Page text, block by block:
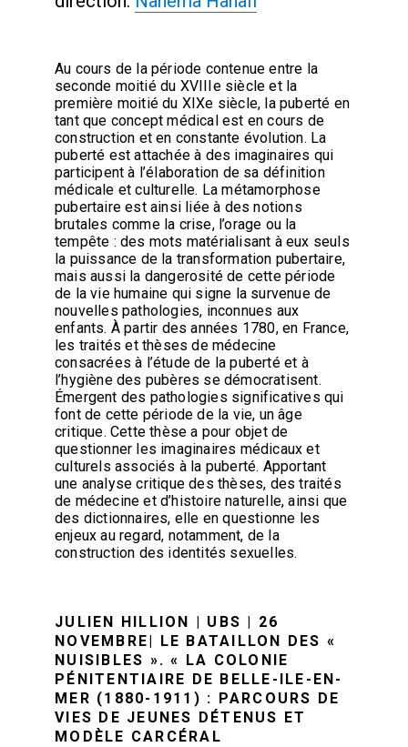
Au cours de la période contenue entre la
seconde moitié du XVIIIe siècle et la
première moitié du XIXe siècle, la puberté en
tant que concept médical est en cours de
construction et en constante évolution. La
puberté est attachée à des imaginaires qui
participent à l’élaboration de sa définition
médicale et culturelle. La métamorphose
pubertaire est ainsi liée à des notions
brutales comme la crise, l’orage ou la
tempête : des mots matérialisant à eux seuls
la puissance de la transformation pubertaire,
mais aussi la dangerosité de cette période
de la vie humaine qui signe la survenue de
nouvelles pathologies, inconnues aux
enfants. À partir des années 1780, en France,
les traités et thèses de médecine
consacrées à l’étude de la puberté et à
l’hygiène des pubères se démocratisent.
Émergent des pathologies significatives qui
font de cette période de la vie, un âge
critique. Cette thèse a pour objet de
questionner les imaginaires médicaux et
culturels associés à la puberté. Apportant
une analyse critique des thèses, des traités
de médecine et d’histoire naturelle, ainsi que
des dictionnaires, elle en questionne les
enjeux au regard, notamment, de la
construction des identités sexuelles.
JULIEN HILLION | UBS | 26
NOVEMBRE| LE BATAILLON DES «
NUISIBLES ». « LA COLONIE
PÉNITENTIAIRE DE BELLE-ILE-EN-
MER (1880-1911) : PARCOURS DE
VIES DE JEUNES DÉTENUS ET
MODÈLE CARCÉRAL